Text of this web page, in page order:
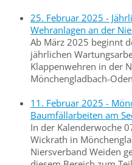
25. Februar 2025 -
Wehranlagen an der
Ab März 2025 beginnt
jährlichen
Klappenwehren in der
Mönchengladbach-
11. Februar 2025 -
Baumfällarbeiten am
In der Kalenderwoche
Wickrath in
Niersverband Weiden